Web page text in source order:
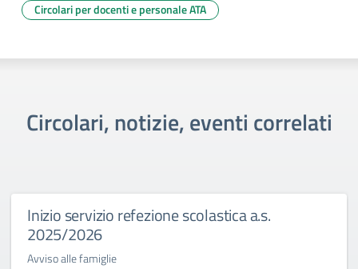
Circolari per docenti e personale ATA
Circolari, notizie, eventi correlati
Inizio servizio refezione scolastica a.s.
2025/2026
Avviso alle famiglie